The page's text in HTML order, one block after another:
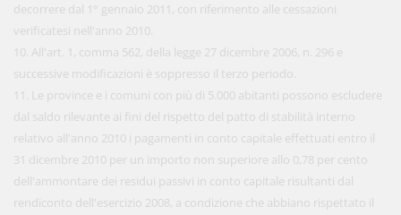
decorrere dal 1° gennaio 2011, con riferimento alle cessazioni
verificatesi nell'anno 2010.
10. All'art. 1, comma 562, della legge 27 dicembre 2006, n. 296 e
successive modificazioni è soppresso il terzo periodo.
11. Le province e i comuni con più di 5.000 abitanti possono escludere
dal saldo rilevante ai fini del rispetto del patto di stabilità interno
relativo all'anno 2010 i pagamenti in conto capitale effettuati entro il
31 dicembre 2010 per un importo non superiore allo 0,78 per cento
dell'ammontare dei residui passivi in conto capitale risultanti dal
rendiconto dell'esercizio 2008, a condizione che abbiano rispettato il